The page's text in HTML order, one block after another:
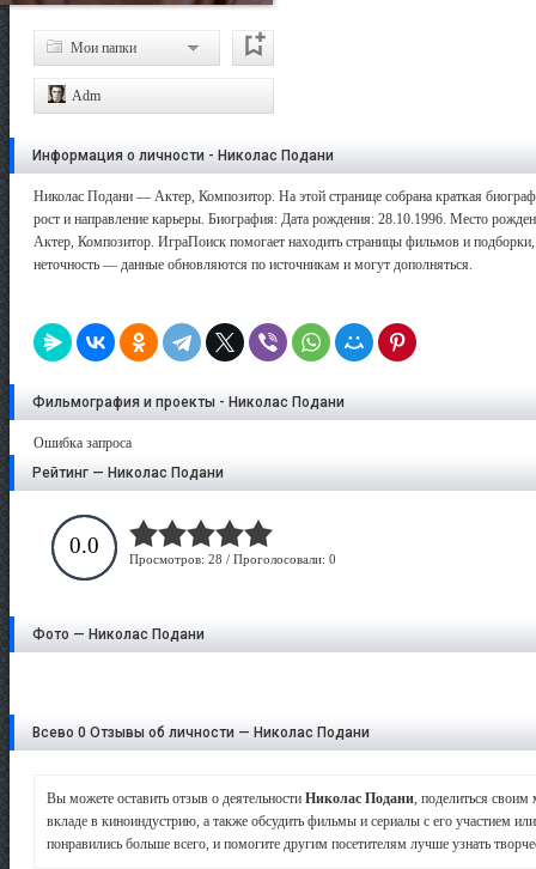
Мои папки
Adm
Информация о личности - Николас Подани
Николас Подани — Актер, Композитор. На этой странице собрана краткая
рост и направление карьеры. Биография: Дата рождения: 28.10.1996. Место
Актер, Композитор. ИграПоиск помогает находить страницы фильмов и
неточность — данные обновляются по источникам и могут дополняться.
Фильмография и проекты - Николас Подани
Ошибка запроса
Рейтинг — Николас Подани
0.0
Просмотров: 28 / Проголосовали: 0
Фото — Николас Подани
Всево 0 Отзывы об личности — Николас Подани
Вы можете оставить отзыв о деятельности Николас Подани, поделиться своим
вкладе в киноиндустрию, а также обсудить фильмы и сериалы с его участием
понравились больше всего, и помогите другим посетителям лучше узнать